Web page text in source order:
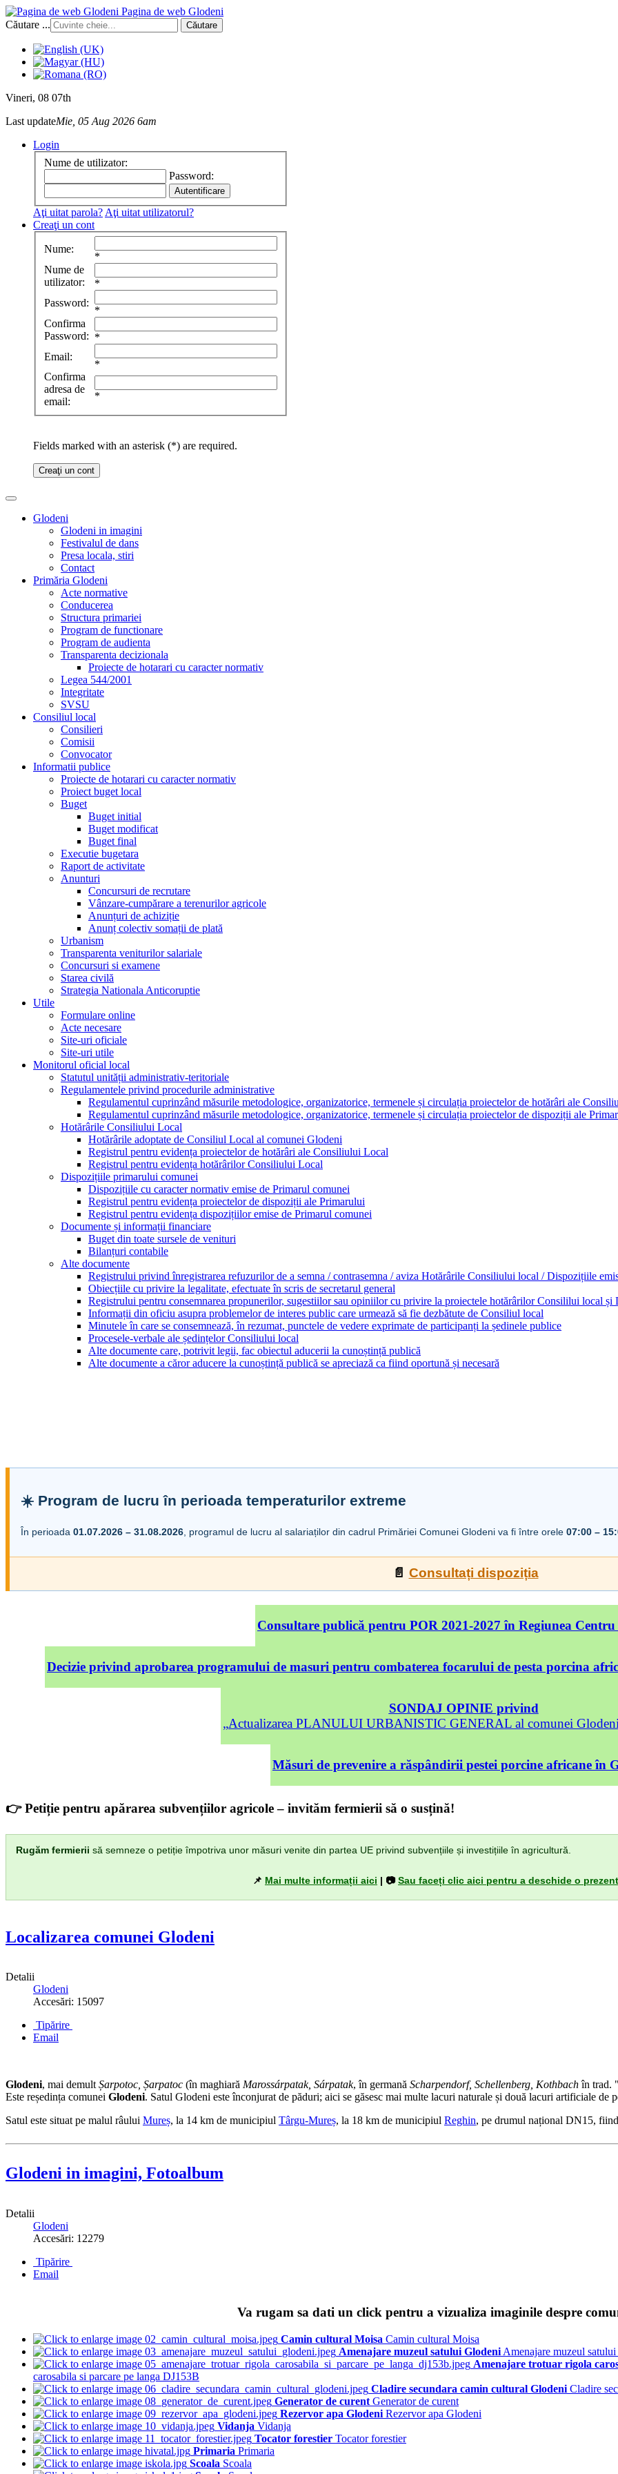
Pagina de web Glodeni
Căutare ...
Căutare
Vineri, 08 07th
Last updateMie, 05 Aug 2026 6am
Login
Nume de utilizator:
Password:
Aţi uitat parola? Aţi uitat utilizatorul?
Creaţi un cont
Nume:
*
Nume de
utilizator:
*
Password:
*
Confirma
Password: *
Email:
*
Confirma
adresa de
email:
*
Fields marked with an asterisk (*) are required.
Creaţi un cont
Glodeni
Glodeni in imagini
Festivalul de dans
Presa locala, stiri
Contact
Primăria Glodeni
Acte normative
Conducerea
Structura primariei
Program de functionare
Program de audienta
Transparenta decizionala
Proiecte de hotarari cu caracter normativ
Legea 544/2001
Integritate
SVSU
Consiliul local
Consilieri
Comisii
Convocator
Informatii publice
Proiecte de hotarari cu caracter normativ
Proiect buget local
Buget
Buget initial
Buget modificat
Buget final
Executie bugetara
Raport de activitate
Anunturi
Concursuri de recrutare
Vânzare-cumpărare a terenurilor agricole
Anunțuri de achiziție
Anunț colectiv somații de plată
Urbanism
Transparenta veniturilor salariale
Concursuri si examene
Starea civilă
Strategia Nationala Anticoruptie
Utile
Formulare online
Acte necesare
Site-uri oficiale
Site-uri utile
Monitorul oficial local
Statutul unității administrativ-teritoriale
Regulamentele privind procedurile administrative
Regulamentul cuprinzând măsurile metodologice, organizatorice, termenele și circulația proiectelor de hotărâri ale
Regulamentul cuprinzând măsurile metodologice, organizatorice, termenele și circulația proiectelor de dispoziții ale
Hotărârile Consiliului Local
Hotărârile adoptate de Consiliul Local al comunei Glodeni
Registrul pentru evidența proiectelor de hotărâri ale Consiliului Local
Registrul pentru evidența hotărârilor Consiliului Local
Dispozițiile primarului comunei
Dispozițiile cu caracter normativ emise de Primarul comunei
Registrul pentru evidența proiectelor de dispoziții ale Primarului
Registrul pentru evidența dispozițiilor emise de Primarul comunei
Documente și informații financiare
Buget din toate sursele de venituri
Bilanțuri contabile
Alte documente
Registrului privind înregistrarea refuzurilor de a semna / contrasemna / aviza Hotărârile Consiliului local / Dispozițiile
Obiecțiile cu privire la legalitate, efectuate în scris de secretarul general
Registrului pentru consemnarea propunerilor, sugestiilor sau opiniilor cu privire la proiectele hotărârilor Consililui local
Informații din oficiu asupra problemelor de interes public care urmează să fie dezbătute de Consiliul local
Minutele în care se consemnează, în rezumat, punctele de vedere exprimate de participanți la ședinele publice
Procesele-verbale ale ședințelor Consiliului local
Alte documente care, potrivit legii, fac obiectul aducerii la cunoștință publică
Alte documente a căror aducere la cunoștință publică se apreciază ca fiind oportună și necesară
☀️ Program de lucru în perioada temperaturilor extreme
În perioada 01.07.2026 – 31.08.2026 , programul de lucru al salariaților din cadrul Primăriei Comunei Glodeni va fi între orele 07:00 –
📄 Consultați dispoziția
Consultare publică pentru POR 2021-2027 în Regiunea
Decizie privind aprobarea programului de masuri pentru combaterea focarului de pesta porcina
SONDAJ OPINIE privind
„Actualizarea PLANULUI URBANISTIC GENERAL al comunei
Măsuri de prevenire a răspândirii pestei porcine africane în
👉 Petiție pentru apărarea subvențiilor agricole – invităm fermierii să o susțină!
Rugăm fermierii să semneze o petiție împotriva unor măsuri venite din partea UE privind subvențiile și investițiile în agricultură.
📌 Mai multe informații aici | 📷Sau faceți clic aici pentru a deschide o
Localizarea comunei Glodeni
Detalii
Glodeni
Accesări: 15097
Tipărire
Email
Glodeni, mai demultȘarpotoc, Șarpatoc (în maghiară Marossárpatak, Sárpatak, în germană Scharpendorf, Schellenberg, Kothbachîn trad.
Este reședința comunei Glodeni. Satul Glodeni este înconjurat de păduri; aici se găsesc mai multe lacuri naturale și două lacuri artificiale de
Satul este situat pe malul râului Mureș, la 14 km de municipiul Târgu-Mureș, la 18 km de municipiul Reghin, pe drumul național DN15,
Glodeni in imagini, Fotoalbum
Detalii
Glodeni
Accesări: 12279
Tipărire
Email
Va rugam sa dati un click pentru a vizualiza imaginile despre
Camin cultural Moisa Camin cultural Moisa
Amenajare muzeul satului Glodeni Amenajare muzeul
Amenajare trotuar rigola
carosabila si parcare pe langa DJ153B
Cladire secundara camin cultural Glodeni Cladire
Generator de curent Generator de curent
Rezervor apa Glodeni Rezervor apa Glodeni
Vidanja Vidanja
Tocator forestier Tocator forestier
Primaria Primaria
Scoala Scoala